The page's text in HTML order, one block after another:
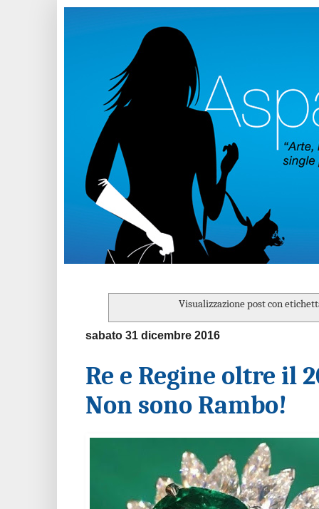
Visualizzazione post con
sabato 31 dicembre 2016
Re e Regine oltre il
Non sono Rambo!